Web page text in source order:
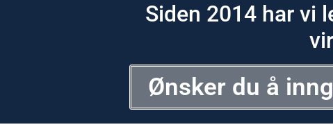
Siden 2014 har vi
Ønsker du å